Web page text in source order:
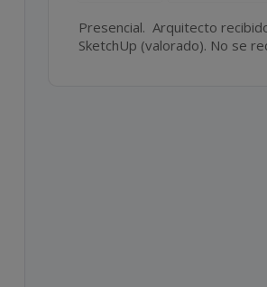
Presencial. Arquitecto recibido o estudiante avanzado. Manejo de AutoCAD (excluyente). Revit y
SketchUp (valorado). No se requiere experiencia previa. Modalidad de contratación por